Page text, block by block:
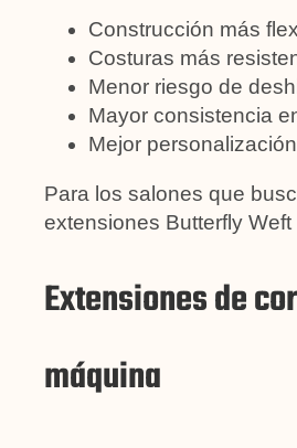
Construcción más
Costuras más
Menor riesgo de
Mayor consistencia
Mejor personalización
Para los salones que
extensiones Butterfly
Extensiones de
máquina